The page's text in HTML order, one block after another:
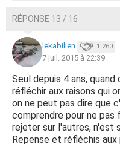
RÉPONSE 13 / 16
lekabilien 1 260
7 juil. 2015 à 22:39
Seul depuis 4 ans,
réfléchir aux raisons qui
on ne peut pas dire que
comprendre pour ne
rejeter sur l'autres, n'est
Repense et réfléchis